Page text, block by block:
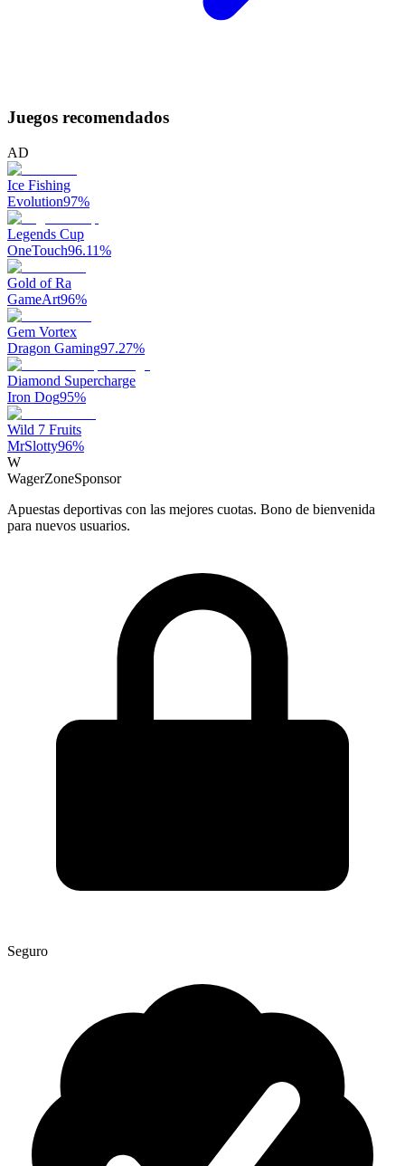
Juegos recomendados
AD
Ice Fishing
Evolution97%
Legends Cup
OneTouch96.11%
Gold of Ra
GameArt96%
Gem Vortex
Dragon Gaming97.27%
Diamond Supercharge
Iron Dog95%
Wild 7 Fruits
MrSlotty96%
W
WagerZoneSponsor
Apuestas deportivas con las mejores cuotas. Bono de bienvenida
para nuevos usuarios.
Seguro